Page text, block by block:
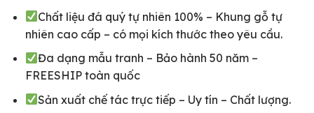
Chất liệu đá quý tự nhiên 100% – Khung gỗ tự
nhiên cao cấp – có mọi kích thước theo yêu cầu.
Đa dạng mẫu tranh – Bảo hành 50 năm –
FREESHIP toàn quốc
Sản xuất chế tác trực tiếp – Uy tín – Chất lượng.